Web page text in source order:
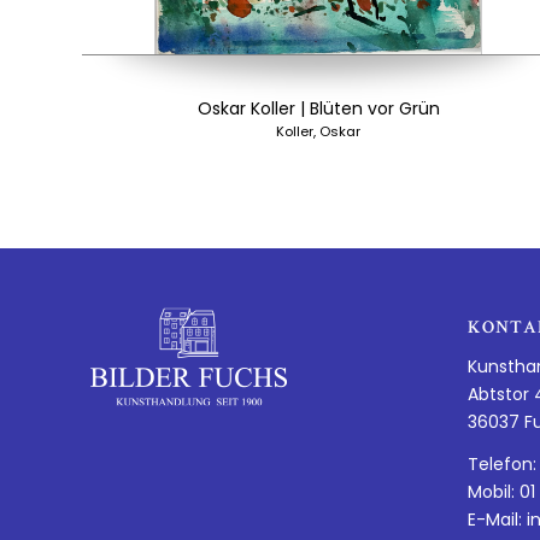
Oskar Koller | Blüten vor Grün
Koller, Oskar
Abtstor
36037
Mobil:
E-Mail: